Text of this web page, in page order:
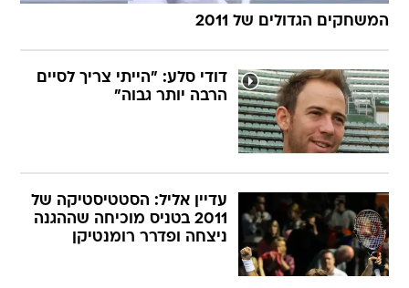
המשחקים הגדולים של 2011
דודי סלע: "הייתי צריך לסיים
הרבה יותר גבוה"
עדיין אליל: הסטטיסטיקה של
2011 בטניס מוכיחה שההגנה
ניצחה ופדרר רומנטיקן